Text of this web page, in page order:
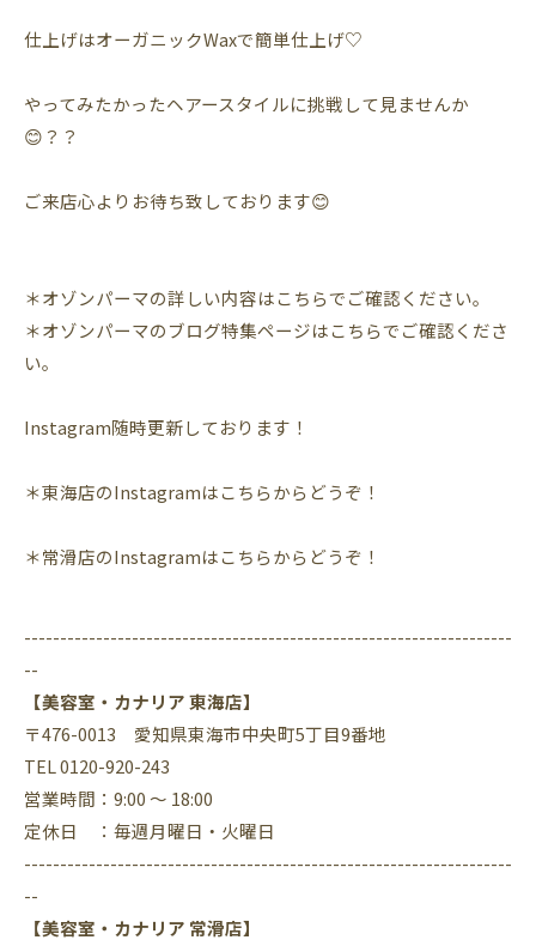
仕上げはオーガニックWaxで簡単仕上げ♡
やってみたかったヘアースタイルに挑戦して見ませんか
😊？？
ご来店心よりお待ち致しております😊
＊オゾンパーマの詳しい内容はこちらでご確認ください。
＊オゾンパーマのブログ特集ページはこちらでご確認くださ
い。
Instagram随時更新しております！
＊東海店のInstagramはこちらからどうぞ！
＊常滑店のInstagramはこちらからどうぞ！
--------------------------------------------------------------------
--
【美容室・カナリア 東海店】
〒476-0013 愛知県東海市中央町5丁目9番地
TEL 0120-920-243
営業時間：9:00 ～ 18:00
定休日 ：毎週月曜日・火曜日
--------------------------------------------------------------------
--
【美容室・カナリア 常滑店】